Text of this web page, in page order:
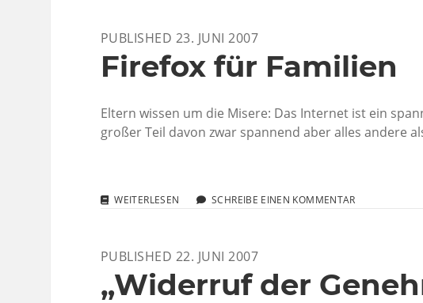
PUBLISHED 23. JUNI 2007
Firefox für Familien
Eltern wissen um die Misere: Das Internet ist ein
großer Teil davon zwar spannend aber alles andere
WEITERLESEN FIREFOXSCHREIBE EINEN KOMMENTAR
PUBLISHED 22. JUNI 2007
„Widerruf der